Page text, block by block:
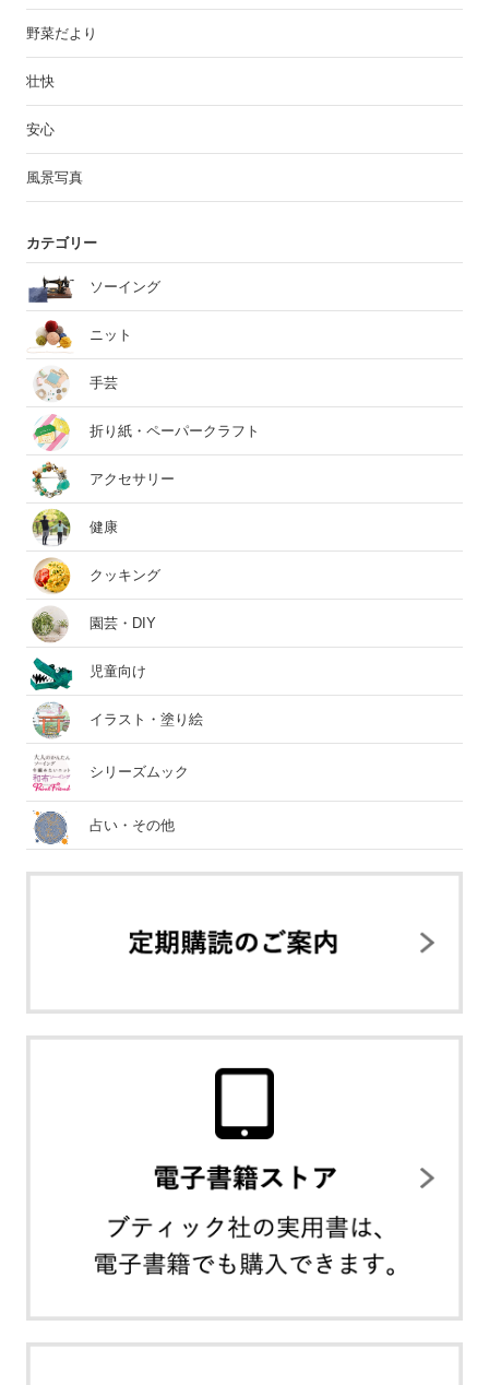
野菜だより
壮快
安心
風景写真
カテゴリー
ソーイング
ニット
手芸
折り紙・ペーパークラフト
アクセサリー
健康
クッキング
園芸・DIY
児童向け
イラスト・塗り絵
シリーズムック
占い・その他